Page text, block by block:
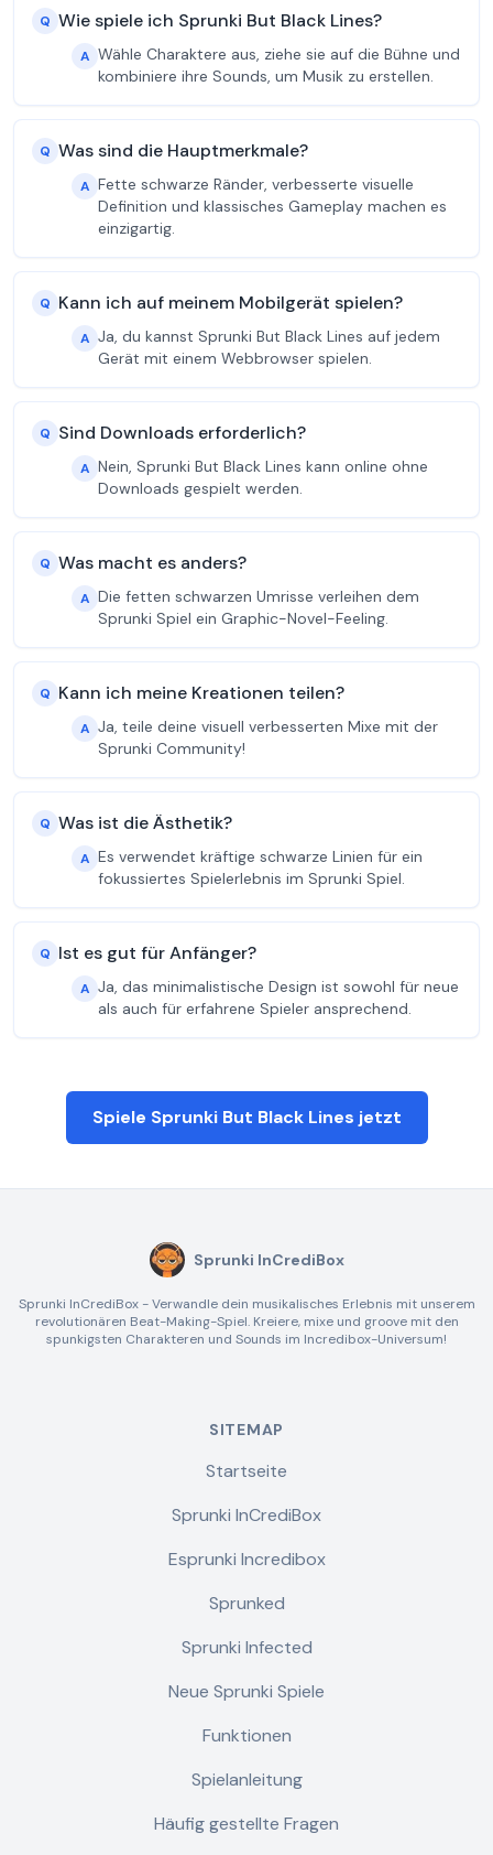
Q Wie spiele ich Sprunki But Black Lines?
A Wähle Charaktere aus, ziehe sie auf die Bühne und
kombiniere ihre Sounds, um Musik zu erstellen.
Q Was sind die Hauptmerkmale?
A Fette schwarze Ränder, verbesserte visuelle
Definition und klassisches Gameplay machen es
einzigartig.
Q Kann ich auf meinem Mobilgerät spielen?
A Ja, du kannst Sprunki But Black Lines auf jedem
Gerät mit einem Webbrowser spielen.
Q Sind Downloads erforderlich?
A Nein, Sprunki But Black Lines kann online ohne
Downloads gespielt werden.
Q Was macht es anders?
A Die fetten schwarzen Umrisse verleihen dem
Sprunki Spiel ein Graphic-Novel-Feeling.
Q Kann ich meine Kreationen teilen?
A Ja, teile deine visuell verbesserten Mixe mit der
Sprunki Community!
Q Was ist die Ästhetik?
A Es verwendet kräftige schwarze Linien für ein
fokussiertes Spielerlebnis im Sprunki Spiel.
Q Ist es gut für Anfänger?
A Ja, das minimalistische Design ist sowohl für neue
als auch für erfahrene Spieler ansprechend.
Spiele Sprunki But Black Lines jetzt
Sprunki InCrediBox
Sprunki InCrediBox - Verwandle dein musikalisches Erlebnis mit unserem
revolutionären Beat-Making-Spiel. Kreiere, mixe und groove mit den
spunkigsten Charakteren und Sounds im Incredibox-Universum!
SITEMAP
Startseite
Sprunki InCrediBox
Esprunki Incredibox
Sprunked
Sprunki Infected
Neue Sprunki Spiele
Funktionen
Spielanleitung
Häufig gestellte Fragen